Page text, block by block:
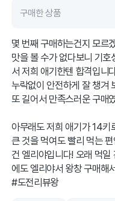
구매한 상품
몇 번째 구매하는건지 모르
맛을 볼 수가 없다보니 기
서 저희 애기한텐 합격입니
누락없이 안전하게 잘 챙겨
또 길어서 만족스러운 구매
아무래도 저희 애기가 14키
큰 것을 먹여도 빨리 먹는
건 엘리야입니다! 오래 먹
에도 엘리야서 왕창 구매해
#도전리뷰왕